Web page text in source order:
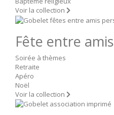
Voir la collection
Fête entre amis
Soirée à thèmes
Retraite
Apéro
Noël
Voir la collection